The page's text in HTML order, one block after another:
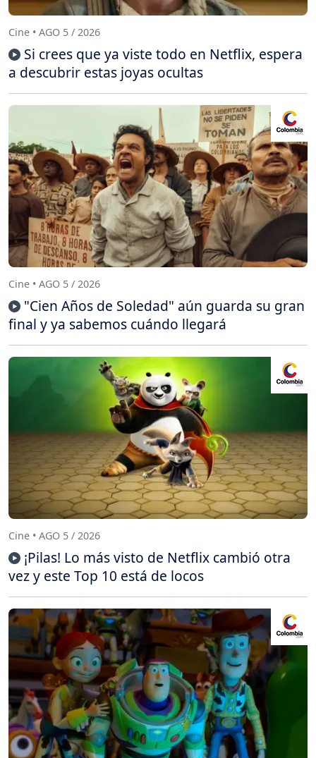
Cine • AGO 5 / 2026
Si crees que ya viste todo en Netflix, espera
a descubrir estas joyas ocultas
Cine • AGO 5 / 2026
"Cien Años de Soledad" aún guarda su gran
final y ya sabemos cuándo llegará
Cine • AGO 5 / 2026
¡Pilas! Lo más visto de Netflix cambió otra
vez y este Top 10 está de locos